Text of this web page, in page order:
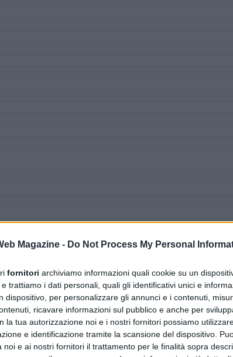
Magazine - Do Not Process My Personal
fornitori archiviamo informazioni quali cookie su un
trattiamo i dati personali, quali gli identificativi unici e
dispositivo, per personalizzare gli annunci e i contenuti,
ricavare informazioni sul pubblico e anche per
la tua autorizzazione noi e i nostri fornitori possiamo
e identificazione tramite la scansione del dispositivo.
noi e ai nostri fornitori il trattamento per le finalità sopra